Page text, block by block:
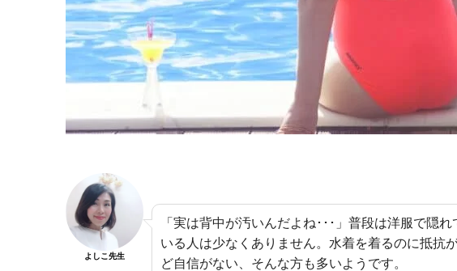
よしこ先生
「実は背中が汚いんだよね･･･」普段は洋服で隠
いる人は少なくありません。水着を着るのに抵抗
ど自信がない、そんな方も多いようです。